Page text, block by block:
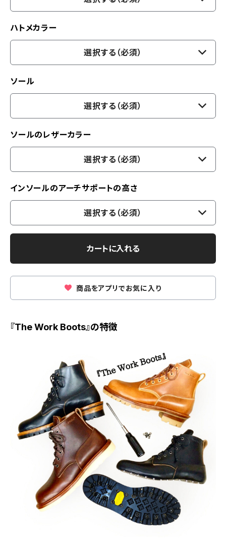
ハトメカラー
選択する（必須）
ソール
選択する（必須）
ソールのレザーカラー
選択する（必須）
インソールのアーチサポートの高さ
選択する（必須）
カートに入れる
商品をアプリでお気に入り
『The Work Boots』の特徴